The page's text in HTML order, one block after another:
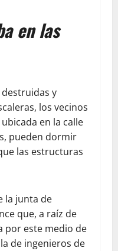
en las
y
los vecinos
en la calle
pueden dormir
las estructuras
la junta de
que, a raíz de
por este medio de
de ingenieros de